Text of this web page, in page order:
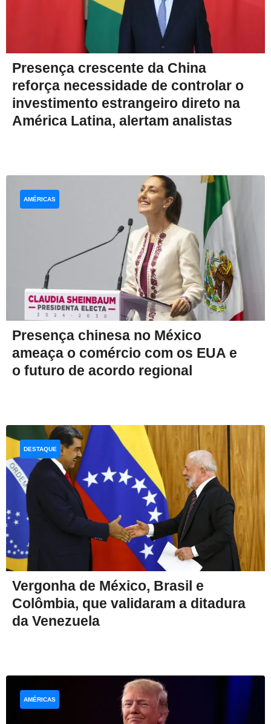
Presença crescente da China
reforça necessidade de controlar o
investimento estrangeiro direto na
América Latina, alertam analistas
Presença chinesa no México
ameaça o comércio com os EUA e
o futuro de acordo regional
AMÉRICAS
Vergonha de México, Brasil e
Colômbia, que validaram a ditadura
da Venezuela
DESTAQUE
AMÉRICAS